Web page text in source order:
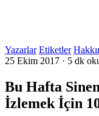
Yazarlar Etiketler
25 Ekim 2017 · 5 dk
Bu Hafta
İzlemek İçin